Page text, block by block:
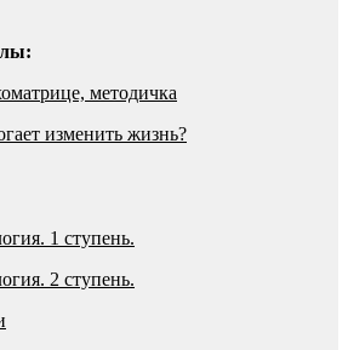
методичка
изменить жизнь?
1 ступень.
2 ступень.